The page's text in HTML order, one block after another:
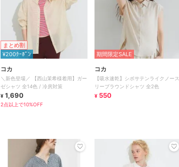
まとめ割
¥200ｸｰﾎﾟﾝ
コカ
＼新色登場／ 【西山茉希様着用】ガー
ゼシャツ 全14色 / 冷房対策
¥ 1,690
2点以上で10%OFF
期間限定SALE
コカ
【吸水速乾】シボサテンライクノース
リーブラウンドシャツ 全2色
¥ 550